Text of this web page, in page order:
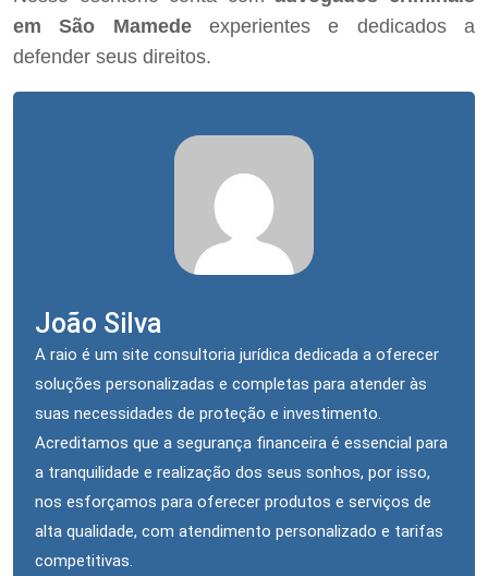
em São Mamedeexperientes e dedicados a
defender seus direitos.
João Silva
A raio é um site consultoria jurídica dedicada a oferecer
soluções personalizadas e completas para atender às
suas necessidades de proteção e investimento.
Acreditamos que a segurança financeira é essencial para
a tranquilidade e realização dos seus sonhos, por isso,
nos esforçamos para oferecer produtos e serviços de
alta qualidade, com atendimento personalizado e tarifas
competitivas.